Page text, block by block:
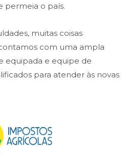
permeia o país.
muitas coisas
com uma ampla
equipada e equipe de
para atender às novas